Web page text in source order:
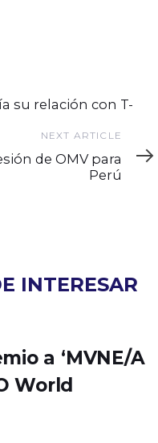
su relación con T-
NEXT ARTICLE
de OMV para
Perú
INTERESAR
a ‘MVNE/A
World